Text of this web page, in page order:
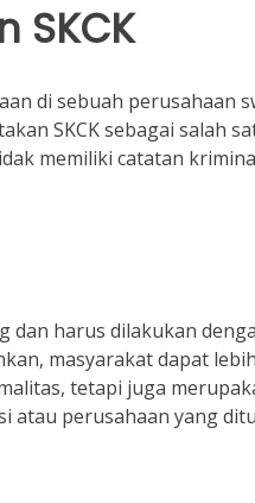
SKCK
di sebuah perusahaan
SKCK sebagai salah
memiliki catatan
dan harus dilakukan
masyarakat dapat
tetapi juga
atau perusahaan yang